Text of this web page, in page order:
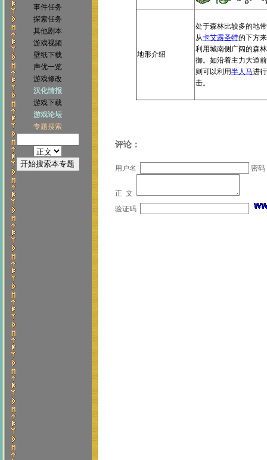
地形介绍
处于森林比较多的地
从卡艾露圣特的下方
利用城南侧广阔的森
御。如沿着主力大道
则可以利用半人马进
击。
评论：
用户名 密码
正 文
验证码
事件任务
探索任务
其他剧本
游戏视频
壁纸下载
声优一览
游戏修改
汉化情报
游戏下载
游戏论坛
专题搜索